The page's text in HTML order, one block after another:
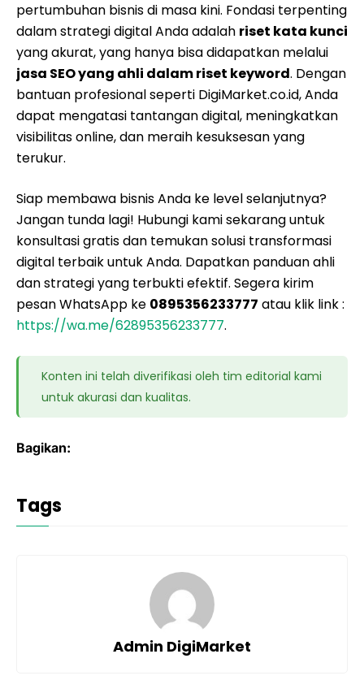
pertumbuhan bisnis di masa kini. Fondasi terpenting
dalam strategi digital Anda adalah riset kata kunci
yang akurat, yang hanya bisa didapatkan melalui
jasa SEO yang ahli dalam riset keyword. Dengan
bantuan profesional seperti DigiMarket.co.id, Anda
dapat mengatasi tantangan digital, meningkatkan
visibilitas online, dan meraih kesuksesan yang
terukur.
Siap membawa bisnis Anda ke level selanjutnya?
Jangan tunda lagi! Hubungi kami sekarang untuk
konsultasi gratis dan temukan solusi transformasi
digital terbaik untuk Anda. Dapatkan panduan ahli
dan strategi yang terbukti efektif. Segera kirim
pesan WhatsApp ke 0895356233777 atau klik link :
https://wa.me/62895356233777.
Konten ini telah diverifikasi oleh tim editorial kami
untuk akurasi dan kualitas.
Bagikan:
Tags
Admin DigiMarket